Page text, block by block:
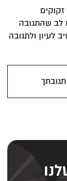
לב שהתגובה
לעיון ולתגובה